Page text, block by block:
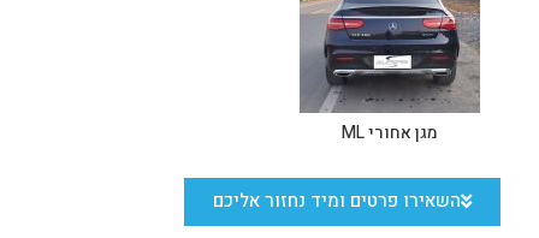
מגן אחורי ML
השאירו פרטים ומיד נחזור אליכם